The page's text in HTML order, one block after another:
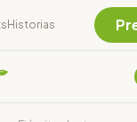
Historias